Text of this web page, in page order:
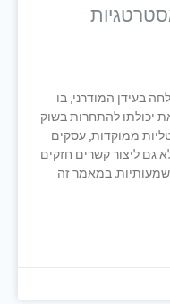
4 אסטרטגיות
המודרני, בו
להתחרות בשוק
ממוקדות, עסקים
קשרים חזקים
במאמר זה